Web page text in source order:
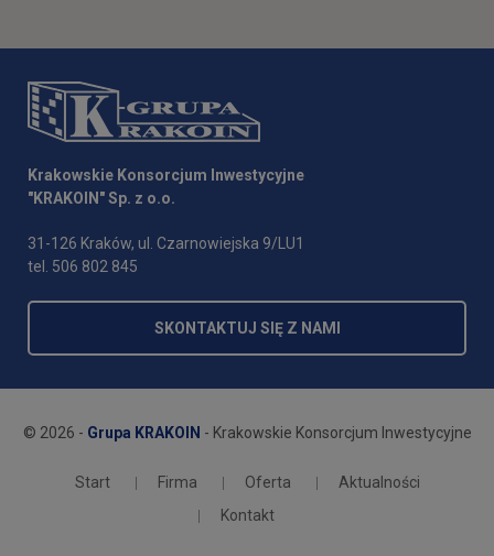
Krakowskie Konsorcjum Inwestycyjne
"KRAKOIN" Sp. z o.o.
31-126 Kraków, ul. Czarnowiejska 9/LU1
tel. 506 802 845
SKONTAKTUJ SIĘ Z NAMI
© 2026 - Grupa KRAKOIN - Krakowskie Konsorcjum Inwestycyjne
Start Firma Oferta
Aktualności
Kontakt